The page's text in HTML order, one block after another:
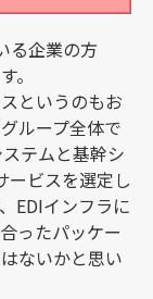
る企業の方
。
というのもお
ループ全体で
テムと基幹シ
ービスを選定し
EDIインフラに
ったパッケー
ないかと思い